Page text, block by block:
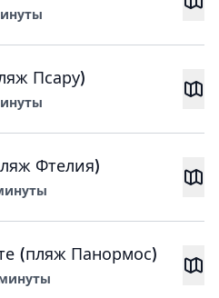
Псару)
Фтелия)
(пляж Панормос)